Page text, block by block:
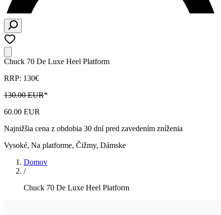
Chuck 70 De Luxe Heel Platform
RRP: 130€
130.00 EUR*
60.00 EUR
Najnižšia cena z obdobia 30 dní pred zavedením zníženia
Vysoké, Na platforme, Čižmy, Dámske
Domov
/
Chuck 70 De Luxe Heel Platform